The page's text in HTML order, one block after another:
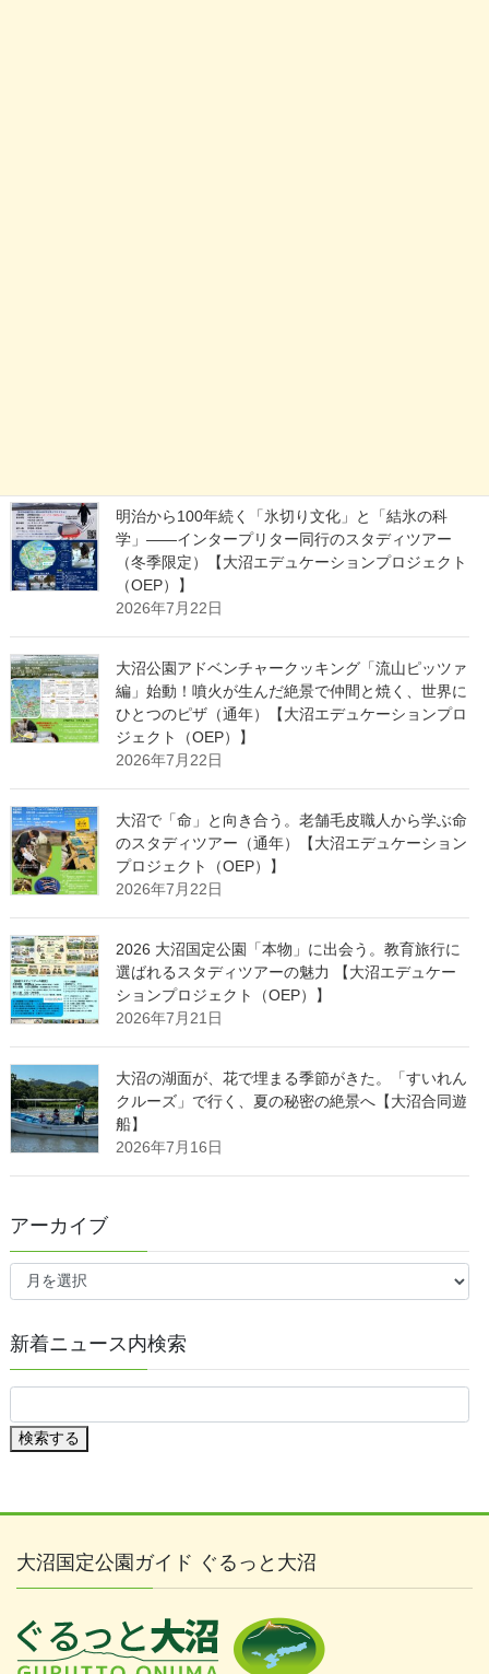
明治から100年続く「氷切り文化」と「結氷の科
学」——インタープリター同行のスタディツアー
（冬季限定）【大沼エデュケーションプロジェクト
（OEP）】
2026年7月22日
大沼公園アドベンチャークッキング「流山ピッツァ
編」始動！噴火が生んだ絶景で仲間と焼く、世界に
ひとつのピザ（通年）【大沼エデュケーションプロ
ジェクト（OEP）】
2026年7月22日
大沼で「命」と向き合う。老舗毛皮職人から学ぶ命
のスタディツアー（通年）【大沼エデュケーション
プロジェクト（OEP）】
2026年7月22日
2026 大沼国定公園「本物」に出会う。教育旅行に
選ばれるスタディツアーの魅力 【大沼エデュケー
ションプロジェクト（OEP）】
2026年7月21日
大沼の湖面が、花で埋まる季節がきた。「すいれん
クルーズ」で行く、夏の秘密の絶景へ【大沼合同遊
船】
2026年7月16日
アーカイブ
ア
イ
ブ
新着ニュース内検索
検索する
大沼国定公園ガイド ぐるっと大沼